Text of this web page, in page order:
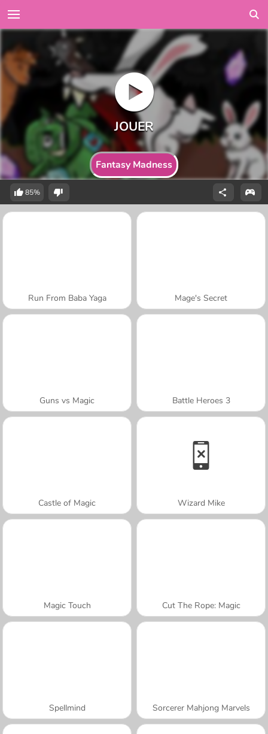
Fantasy Madness
85%
Run From Baba Yaga Mage's Secret
Guns vs Magic Battle Heroes 3
Castle of Magic Wizard Mike
Magic Touch Cut The Rope: Magic
Spellmind Sorcerer Mahjong Marvels